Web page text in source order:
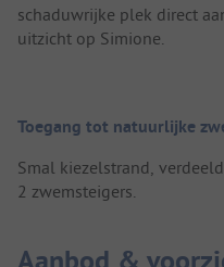
schaduwrijke plek direct
uitzicht op Simione.
Toegang tot natuurlijke
Smal kiezelstrand,
2 zwemsteigers.